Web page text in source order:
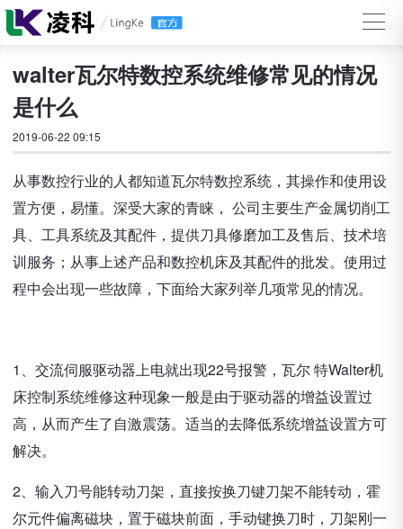
walter瓦尔特数控系统维修常见的情况
是什么
2019-06-22 09:15
从事数控行业的人都知道瓦尔特数控系统，其操作和使用设
置方便，易懂。深受大家的青睐， 公司主要生产金属切削工
具、工具系统及其配件，提供刀具修磨加工及售后、技术培
训服务；从事上述产品和数控机床及其配件的批发。使用过
程中会出现一些故障，下面给大家列举几项常见的情况。
1、交流伺服驱动器上电就出现22号报警，瓦尔 特Walter机
床控制系统维修这种现象一般是由于驱动器的增益设置过
高，从而产生了自激震荡。适当的去降低系统增益设置方可
解决。
2、输入刀号能转动刀架，直接按换刀键刀架不能转动，霍
尔元件偏离磁块，置于磁块前面，手动键换刀时，刀架刚一